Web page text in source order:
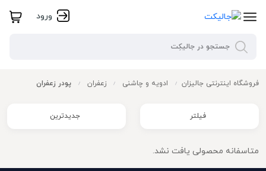
ورود
فروشگاه اینترنتی جالیزان / ادویه و چاشنی / زعفران / پودر زعفران
فیلتر جدیدترین
متاسفانه محصولی یافت نشد.